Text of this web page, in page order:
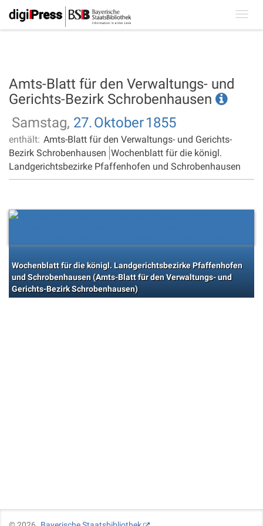
Amts-Blatt für den Verwaltungs- und
Gerichts-Bezirk Schrobenhausen
Samstag, 27.Oktober1855
enthält: Amts-Blatt für den Verwaltungs- und Gerichts-
Bezirk Schrobenhausen Wochenblatt für die königl.
Landgerichtsbezirke Pfaffenhofen und Schrobenhausen
Wochenblatt für die königl. Landgerichtsbezirke Pfaffenhofen
und Schrobenhausen (Amts-Blatt für den Verwaltungs- und
Gerichts-Bezirk Schrobenhausen)